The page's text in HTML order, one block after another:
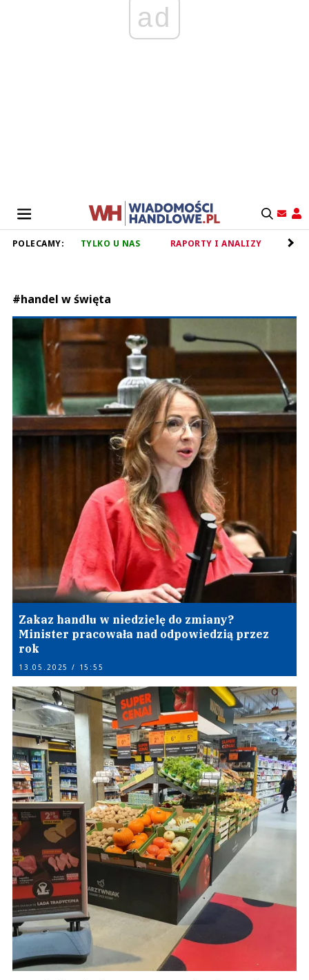
ad
POLECAMY: TYLKO U NAS RAPORTY I ANALIZY
#handel w święta
Zakaz handlu w niedzielę do zmiany?
Minister pracowała nad odpowiedzią przez
rok
13.05.2025 / 15:55